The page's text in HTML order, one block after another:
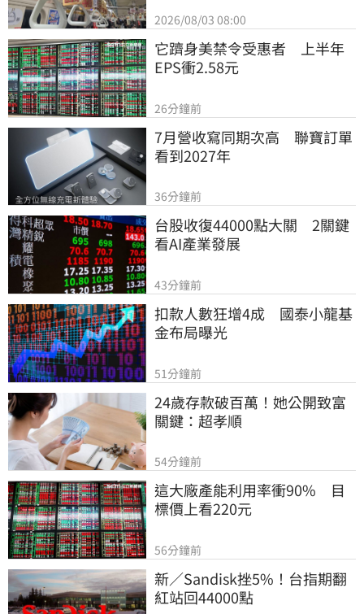
2026/08/03 08:00
它躋身美禁令受惠者　上半年
EPS衝2.58元
26分鐘前
7月營收寫同期次高　聯寶訂單
看到2027年
36分鐘前
台股收復44000點大關　2關鍵
看AI產業發展
43分鐘前
扣款人數狂增4成　國泰小龍基
金布局曝光
51分鐘前
24歲存款破百萬！她公開致富
關鍵：超孝順
54分鐘前
這大廠產能利用率衝90%　目
標價上看220元
56分鐘前
新／Sandisk挫5%！台指期翻
紅站回44000點